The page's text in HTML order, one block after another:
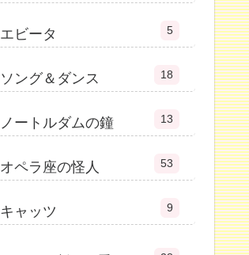
エビータ 5
ソング＆ダンス 18
ノートルダムの鐘 13
オペラ座の怪人 53
キャッツ 9